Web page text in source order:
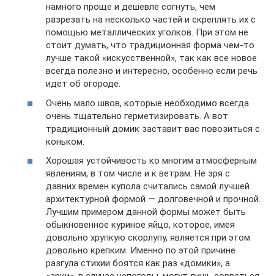
намного проще и дешевле согнуть, чем
разрезать на несколько частей и скреплять их с
помощью металлических уголков. При этом не
стоит думать, что традиционная форма чем-то
лучше такой «искусственной», так как все новое
всегда полезно и интересно, особенно если речь
идет об огороде.
Очень мало швов, которые необходимо всегда
очень тщательно герметизировать. А вот
традиционный домик заставит вас повозиться с
коньком.
Хорошая устойчивость ко многим атмосферным
явлениям, в том числе и к ветрам. Не зря с
давних времен купола считались самой лучшей
архитектурной формой — долговечной и прочной.
Лучшим примером данной формы может быть
обыкновенное куриное яйцо, которое, имея
довольно хрупкую скорлупу, является при этом
довольно крепким. Именно по этой причине
разгула стихии боятся как раз «домики», а